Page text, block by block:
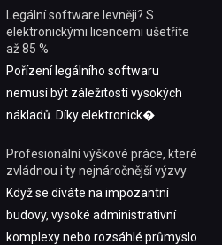
Legální software levněji? S
elektronickými licencemi ušetříte
až 85 %
Pořízení legálního softwaru
nemusí být záležitostí vysokých
nákladů. Díky elektronick�
Profesionální výškové práce, které
zvládnou i ty nejnáročnější výzvy
Když se díváte na impozantní
budovy, vysoké administrativní
komplexy nebo rozsáhlé průmyslo